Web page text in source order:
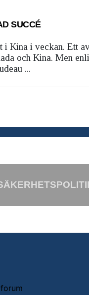
SUCCÉ
i Kina i veckan. Ett
och Kina. Men
...